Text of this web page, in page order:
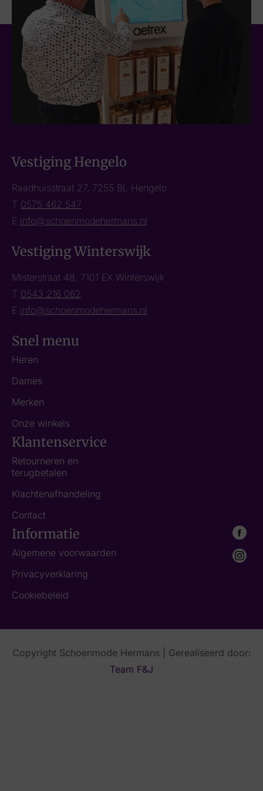
Vestiging Hengelo
Raadhuisstraat 27, 7255 BL Hengelo
T 0575 462 547
E info@schoenmodehermans.nl
Vestiging Winterswijk
Misterstraat 48, 7101 EX Winterswijk
T 0543 216 062
E info@schoenmodehermans.nl
Snel menu
Heren
Dames
Merken
Onze winkels
Klantenservice
Retourneren en
terugbetalen
Klachtenafhandeling
Contact
Informatie
Algemene voorwaarden
Privacyverklaring
Cookiebeleid
Copyright Schoenmode Hermans | Gerealiseerd door:
Team F&J